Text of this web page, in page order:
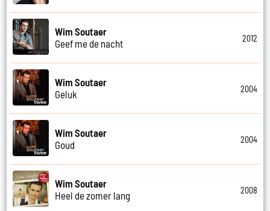
Wim Soutaer
Geef me de nacht
2012
Wim Soutaer
Geluk
2004
Wim Soutaer
Goud
2004
Wim Soutaer
Heel de zomer lang
2008